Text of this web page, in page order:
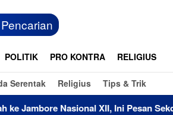
Pencarian
POLITIK PRO KONTRA RELIGIUS
Serentak Religius Tips & Trik
XII, Ini Pesan Sekda Luwu Timur